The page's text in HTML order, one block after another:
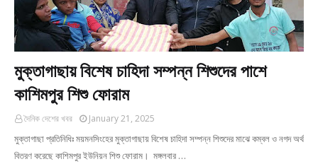
মুক্তাগাছায় বিশেষ চাহিদা সম্পন্ন শিশুদের পাশে
কাশিমপুর শিশু ফোরাম
দৈনিক দেশের খবর January 21, 2025
মুক্তাগাছা প্রতিনিধিঃ ময়মনসিংহের মুক্তাগাছায় বিশেষ চাহিদা সম্পন্ন শিশুদের মাঝে কম্বল ও নগদ অর্থ
বিতরণ করেছে কাশিমপুর ইউনিয়ন শিশু ফোরাম। মঙ্গলবার …